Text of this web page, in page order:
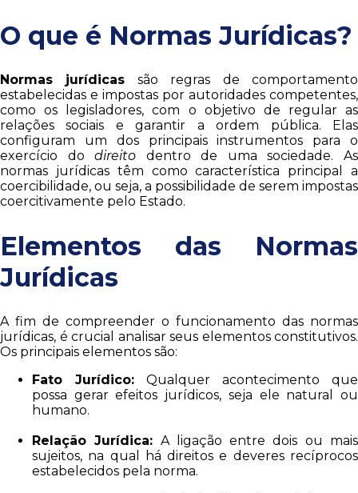
O que é Normas Jurídicas?
Normas jurídicas são regras de comportamento
estabelecidas e impostas por autoridades competentes,
como os legisladores, com o objetivo de regular as
relações sociais e garantir a ordem pública. Elas
configuram um dos principais instrumentos para o
exercício dodireito dentro de uma sociedade. As
normas jurídicas têm como característica principal a
coercibilidade, ou seja, a possibilidade de serem impostas
coercitivamente pelo Estado.
Elementos das Normas
Jurídicas
A fim de compreender o funcionamento das normas
jurídicas, é crucial analisar seus elementos constitutivos.
Os principais elementos são:
Fato Jurídico: Qualquer acontecimento que
possa gerar efeitos jurídicos, seja ele natural ou
humano.
Relação Jurídica: A ligação entre dois ou mais
sujeitos, na qual há direitos e deveres recíprocos
estabelecidos pela norma.